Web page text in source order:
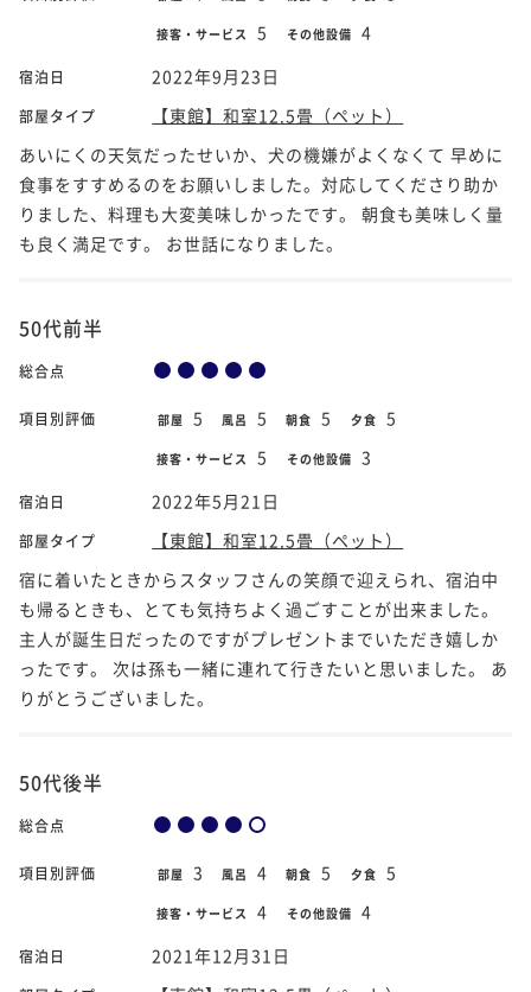
接客・サービス 5 その他設備 4
宿泊日 2022年9月23日
部屋タイプ
【東館】和室12.5畳（ペット）
あいにくの天気だったせいか、犬の機嫌がよくなくて 早めに
食事をすすめるのをお願いしました。対応してくださり助か
りました、料理も大変美味しかったです。 朝食も美味しく量
も良く満足です。 お世話になりました。
50代前半
総合点
項目別評価 部屋 5 風呂 5 朝食 5 夕食 5
接客・サービス 5 その他設備 3
宿泊日 2022年5月21日
部屋タイプ
【東館】和室12.5畳（ペット）
宿に着いたときからスタッフさんの笑顔で迎えられ、宿泊中
も帰るときも、とても気持ちよく過ごすことが出来ました。
主人が誕生日だったのですがプレゼントまでいただき嬉しか
ったです。 次は孫も一緒に連れて行きたいと思いました。 あ
りがとうございました。
50代後半
総合点
項目別評価 部屋 3 風呂 4 朝食 5 夕食 5
接客・サービス 4 その他設備 4
宿泊日 2021年12月31日